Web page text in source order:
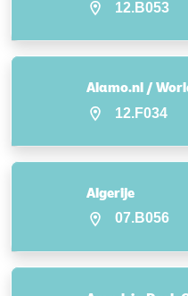
12.B053
Alamo.nl /
12.F034
Algerije
07.B056